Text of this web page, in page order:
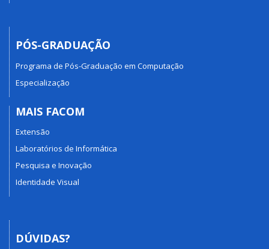
PÓS-GRADUAÇÃO
Programa de Pós-Graduação em Computação
Especialização
MAIS FACOM
Extensão
Laboratórios de Informática
Pesquisa e Inovação
Identidade Visual
DÚVIDAS?